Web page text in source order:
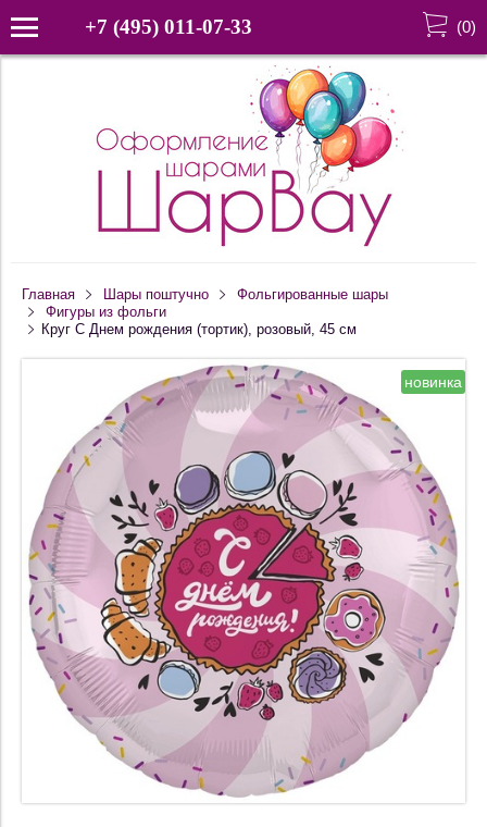
+7 (495) 011-07-33 (0)
Главная Шары поштучно
Фольгированные шары
Фигуры из фольги
Круг С Днем рождения (тортик), розовый, 45 см
новинка